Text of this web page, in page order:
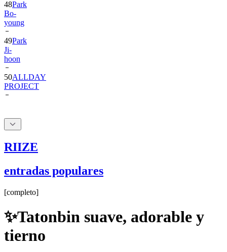
young
49Park
Ji-
hoon
50ALLDAY
PROJECT
RIIZE
entradas populares
[completo]
✨Tatonbin suave, adorable y
tierno